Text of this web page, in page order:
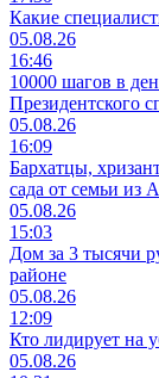
Какие
05.08.26
16:46
10000 шагов в
Президентского
05.08.26
16:09
Бархатцы,
сада от семьи из
05.08.26
15:03
Дом за 3 тысячи
районе
05.08.26
12:09
Кто лидирует на
05.08.26